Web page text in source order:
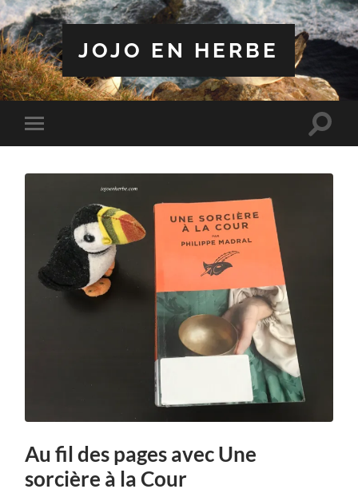
JOJO EN HERBE
Toggle
mobile
Toggle
Au fil des pages avec Une
sorcière à la Cour